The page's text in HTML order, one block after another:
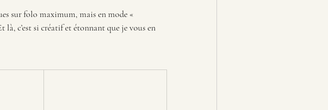
sur folo maximum, mais en mode «
là, c’est si créatif et étonnant que je vous en